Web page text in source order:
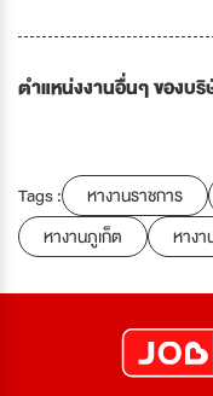
ตำแหน่งงานอื่นๆ ของบ
Tags : หางานราชการ
หางานภูเก็ต
หาง